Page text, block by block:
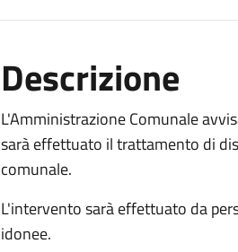
Descrizione
L'Amministrazione Comunale
sarà effettuato il trattamento di
comunale.
L'intervento sarà effettuato da
idonee.